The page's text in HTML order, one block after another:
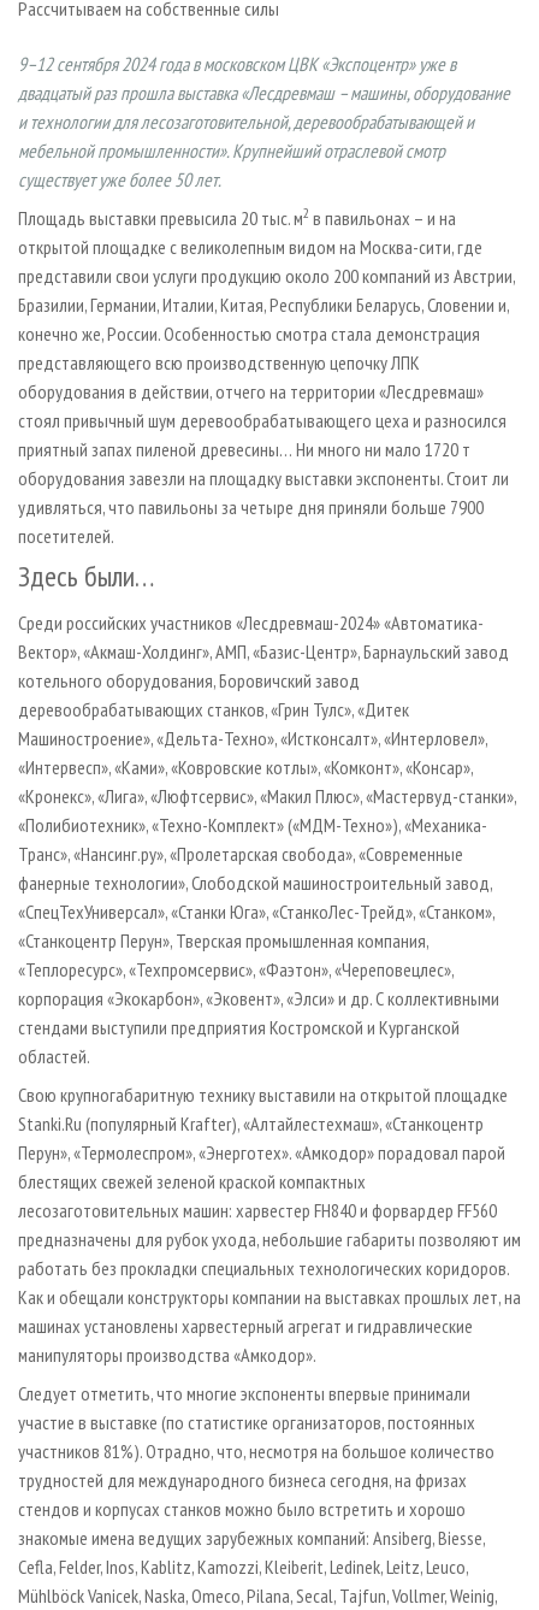
СУШКА ДРЕВЕСИНЫ
ПРОИЗВОДСТВО ДРЕВЕСНЫХ ПЛИТ
ДЕРЕВЯННОЕ ДОМОСТРОЕНИЕ
ПРОИЗВОДСТВО МЕБЕЛИ
БИОЭНЕРГЕТИКА
ЦБП
ИНСТРУМЕНТ И МАТЕРИАЛЫ
ПЕРСОНЫ
МОБИЛЬНЫЕ ВЫСТАВКИ
ОФИЦИАЛЬНЫЕ ДЕЛЕГАЦИИ
ПРИОРИТЕТНЫЕ ИНВЕСТПРОЕКТЫ
RUSSIAN FORESTRY REVIEW
ГАЗЕТА ЛЕСПРОМФОРУМ
БИБЛИОТЕКА СПЕЦИАЛИСТА
КОНТАКТЫ
РЕКЛАМА
РЕКЛАМА НА САЙТЕ
Рассчитываем на собственные силы
9–12 сентября 2024 года в московском ЦВК «Экспоцентр» уже в
двадцатый раз прошла выставка «Лесдревмаш – машины, оборудование
и технологии для лесозаготовительной, деревообрабатывающей и
мебельной промышленности». Крупнейший отраслевой смотр
существует уже более 50 лет.
Площадь выставки превысила 20 тыс. м2 в павильонах – и на
открытой площадке с великолепным видом на Москва-сити, где
представили свои услуги продукцию около 200 компаний из Австрии,
Бразилии, Германии, Италии, Китая, Республики Беларусь, Словении и,
конечно же, России. Особенностью смотра стала демонстрация
представляющего всю производственную цепочку ЛПК
оборудования в действии, отчего на территории «Лесдревмаш»
стоял привычный шум деревообрабатывающего цеха и разносился
приятный запах пиленой древесины… Ни много ни мало 1720 т
оборудования завезли на площадку выставки экспоненты. Стоит ли
удивляться, что павильоны за четыре дня приняли больше 7900
посетителей.
Здесь были…
Среди российских участников «Лесдревмаш-2024» «Автоматика-
Вектор», «Акмаш-Холдинг», АМП, «Базис-Центр», Барнаульский завод
котельного оборудования, Боровичский завод
деревообрабатывающих станков, «Грин Тулс», «Дитек
Машиностроение», «Дельта-Техно», «Истконсалт», «Интерловел»,
«Интервесп», «Ками», «Ковровские котлы», «Комконт», «Консар»,
«Кронекс», «Лига», «Люфтсервис», «Макил Плюс», «Мастервуд-станки»,
«Полибиотехник», «Техно-Комплект» («МДМ-Техно»), «Механика-
Транс», «Нансинг.ру», «Пролетарская свобода», «Современные
фанерные технологии», Слободской машиностроительный завод,
«СпецТехУниверсал», «Станки Юга», «СтанкоЛес-Трейд», «Станком»,
«Станкоцентр Перун», Тверская промышленная компания,
«Теплоресурс», «Техпромсервис», «Фаэтон», «Череповецлес»,
корпорация «Экокарбон», «Эковент», «Элси» и др. С коллективными
стендами выступили предприятия Костромской и Курганской
областей.
Свою крупногабаритную технику выставили на открытой площадке
Stanki.Ru (популярный Krafter), «Алтайлестехмаш», «Станкоцентр
Перун», «Термолеспром», «Энерготех». «Амкодор» порадовал парой
блестящих свежей зеленой краской компактных
лесозаготовительных машин: харвестер FН840 и форвардер FF560
предназначены для рубок ухода, небольшие габариты позволяют им
работать без прокладки специальных технологических коридоров.
Как и обещали конструкторы компании на выставках прошлых лет, на
машинах установлены харвестерный агрегат и гидравлические
манипуляторы производства «Амкодор».
Следует отметить, что многие экспоненты впервые принимали
участие в выставке (по статистике организаторов, постоянных
участников 81%). Отрадно, что, несмотря на большое количество
трудностей для международного бизнеса сегодня, на фризах
стендов и корпусах станков можно было встретить и хорошо
знакомые имена ведущих зарубежных компаний: Ansiberg, Biesse,
Cefla, Felder, Inos, Kablitz, Kamozzi, Kleiberit, Ledinek, Leitz, Leuco,
Mühlböck Vanicek, Naska, Omeco, Pilana, Secal, Tajfun, Vollmer, Weinig,